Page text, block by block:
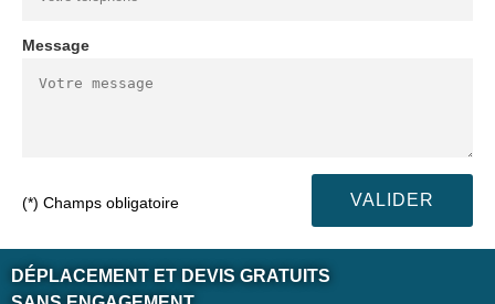
Message
(*) Champs obligatoire
DÉPLACEMENT ET DEVIS GRATUITS